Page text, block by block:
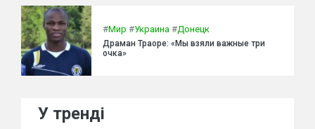
#Мир #Украина #Донецк
Драман Траоре: «Мы взяли важные три
очка»
У тренді